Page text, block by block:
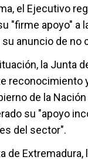
el Ejecutivo
"firme apoyo" a
anuncio de no
la Junta
reconocimiento
de la
su "apoyo
del sector".
de